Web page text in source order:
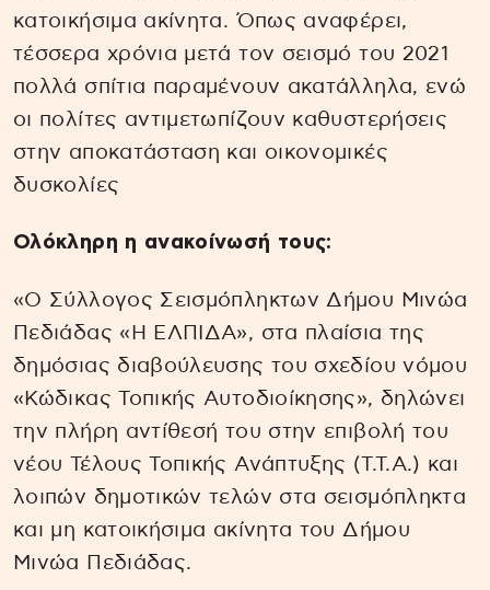
κατοικήσιμα ακίνητα. Όπως αναφέρει,
τέσσερα χρόνια μετά τον σεισμό του 2021
πολλά σπίτια παραμένουν ακατάλληλα, ενώ
οι πολίτες αντιμετωπίζουν καθυστερήσεις
στην αποκατάσταση και οικονομικές
δυσκολίες
Ολόκληρη η ανακοίνωσή τους:
«Ο Σύλλογος Σεισμόπληκτων Δήμου Μινώα
Πεδιάδας «Η ΕΛΠΙΔΑ», στα πλαίσια της
δημόσιας διαβούλευσης του σχεδίου νόμου
«Κώδικας Τοπικής Αυτοδιοίκησης», δηλώνει
την πλήρη αντίθεσή του στην επιβολή του
νέου Τέλους Τοπικής Ανάπτυξης (Τ.Τ.Α.) και
λοιπών δημοτικών τελών στα σεισμόπληκτα
και μη κατοικήσιμα ακίνητα του Δήμου
Μινώα Πεδιάδας.